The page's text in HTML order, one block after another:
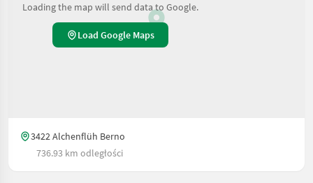
Loading the map will send data to Google.
Load Google Maps
3422 Alchenflüh Berno
736.93 km odległości